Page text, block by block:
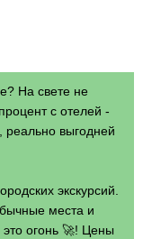
На свете не
с отелей -
, реально выгодней
экскурсий.
места и
это огонь 🚀! Цены